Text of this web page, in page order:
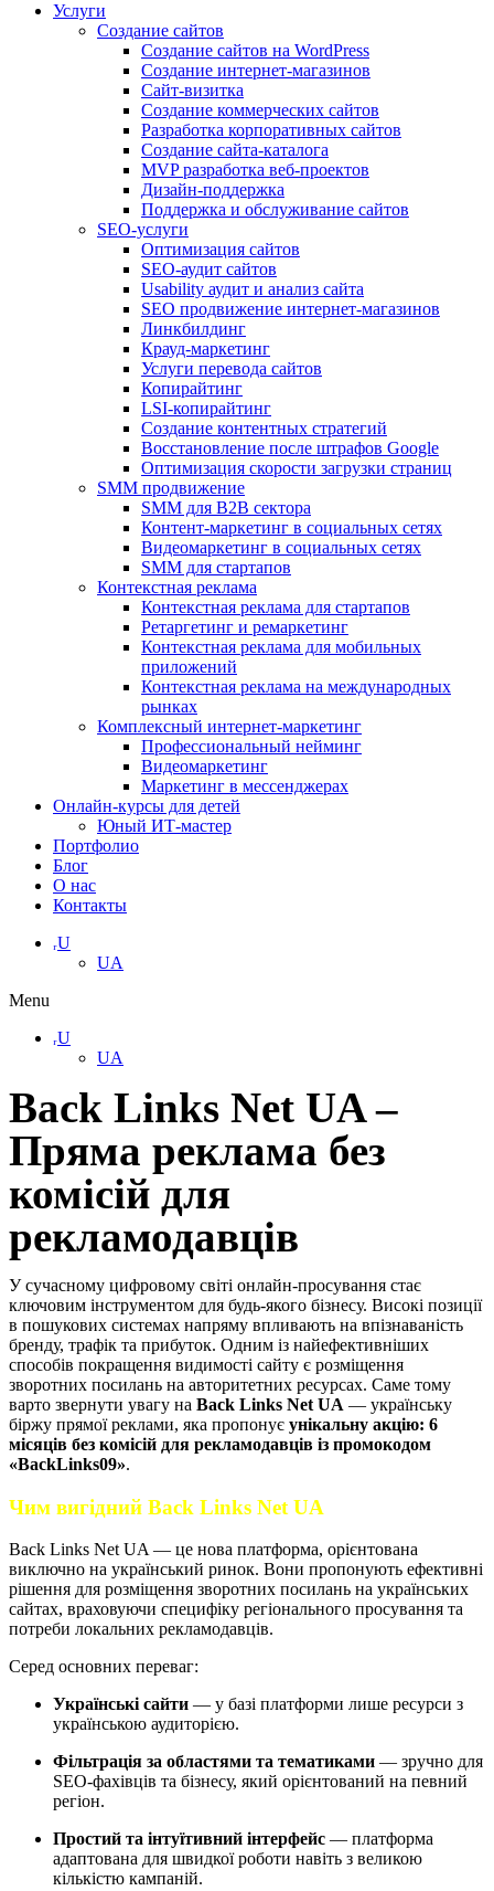
Услуги
Создание сайтов
Создание сайтов на WordPress
Создание интернет-магазинов
Сайт-визитка
Создание коммерческих сайтов
Разработка корпоративных сайтов
Создание сайта-каталога
MVP разработка веб-проектов
Дизайн-поддержка
Поддержка и обслуживание сайтов
SEO-услуги
Оптимизация сайтов
SEO-аудит сайтов
Usability аудит и анализ сайта
SEO продвижение интернет-магазинов
Линкбилдинг
Крауд-маркетинг
Услуги перевода сайтов
Копирайтинг
LSI-копирайтинг
Создание контентных стратегий
Восстановление после штрафов Google
Оптимизация скорости загрузки страниц
SMM продвижение
SMM для B2B сектора
Контент-маркетинг в социальных сетях
Видеомаркетинг в социальных сетях
SMM для стартапов
Контекстная реклама
Контекстная реклама для стартапов
Ретаргетинг и ремаркетинг
Контекстная реклама для мобильных
приложений
Контекстная реклама на международных
рынках
Комплексный интернет-маркетинг
Профессиональный нейминг
Видеомаркетинг
Маркетинг в мессенджерах
Онлайн-курсы для детей
Юный ИТ-мастер
Портфолио
Блог
О нас
Контакты
ᵣU
UA
Menu
ᵣU
UA
Back Links Net UA –
Пряма реклама без
комісій для
рекламодавців
У сучасному цифровому світі онлайн-просування стає
ключовим інструментом для будь-якого бізнесу. Високі позиції
в пошукових системах напряму впливають на впізнаваність
бренду, трафік та прибуток. Одним із найефективніших
способів покращення видимості сайту є розміщення
зворотних посилань на авторитетних ресурсах. Саме тому
варто звернути увагу на Back Links Net UA — українську
біржу прямої реклами, яка пропонує унікальну акцію: 6
місяців без комісій для рекламодавців із промокодом
«BackLinks09».
Чим вигідний Back Links Net UA
Back Links Net UA — це нова платформа, орієнтована
виключно на український ринок. Вони пропонують ефективні
рішення для розміщення зворотних посилань на українських
сайтах, враховуючи специфіку регіонального просування та
потреби локальних рекламодавців.
Серед основних переваг:
Українські сайти — у базі платформи лише ресурси з
українською аудиторією.
Фільтрація за областями та тематиками — зручно для
SEO-фахівців та бізнесу, який орієнтований на певний
регіон.
Простий та інтуїтивний інтерфейс — платформа
адаптована для швидкої роботи навіть з великою
кількістю кампаній.